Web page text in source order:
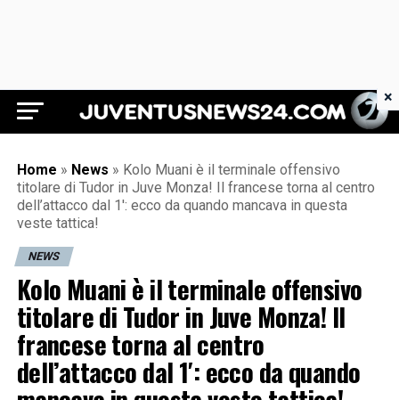
Juventus News 24
Home » News » Kolo Muani è il terminale offensivo
titolare di Tudor in Juve Monza! Il francese torna al centro
dell’attacco dal 1′: ecco da quando mancava in questa
veste tattica!
NEWS
Kolo Muani è il terminale offensivo
titolare di Tudor in Juve Monza! Il
francese torna al centro
dell’attacco dal 1′: ecco da quando
×